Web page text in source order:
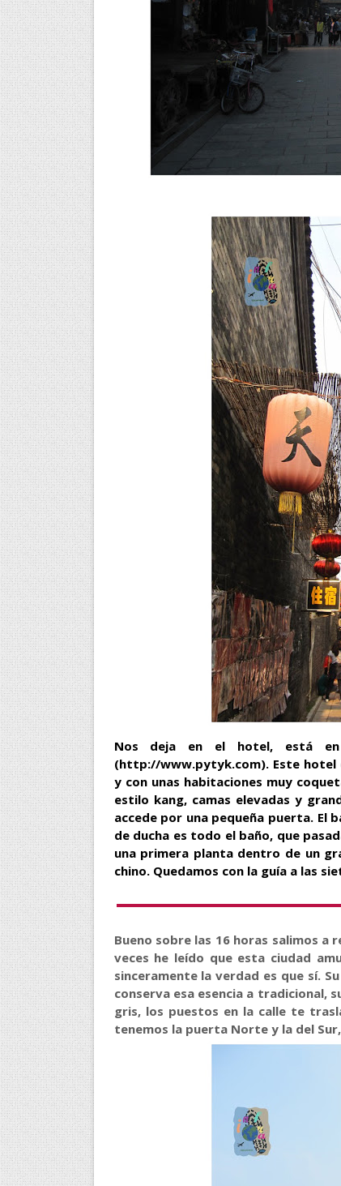
Nos deja en el hotel, está en
(http://www.pytyk.com). Este hotel
y con unas habitaciones muy
estilo kang, camas elevadas y
accede por una pequeña puerta. El
de ducha es todo el baño, que
una primera planta dentro de un
chino. Quedamos con la guía a las
Bueno sobre las 16 horas salimos a
veces he leído que esta ciudad
sinceramente la verdad es que sí.
conserva esa esencia a tradicional,
gris, los puestos en la calle te
tenemos la puerta Norte y la del